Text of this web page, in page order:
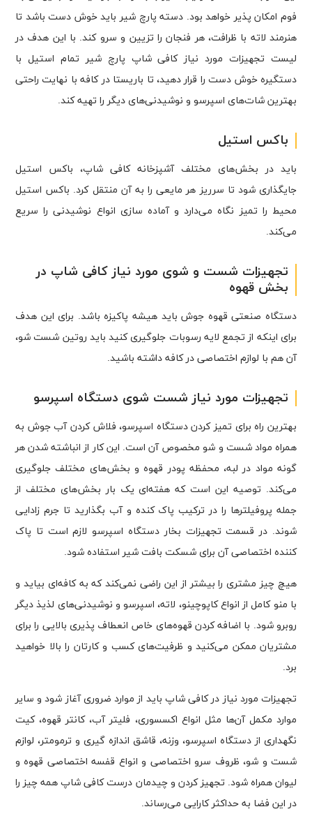
فوم امکان پذیر خواهد بود. دسته پارچ شیر باید خوش دست باشد تا
هنرمند لاته با ظرافت، هر فنجان را تزیین و سرو کند. با این هدف در
لیست تجهیزات مورد نیاز کافی شاپ پارچ شیر تمام استیل با
دستگیره خوش دست را قرار دهید، تا باریستا در کافه با نهایت راحتی
بهترین شات‌های اسپرسو و نوشیدنی‌های دیگر را تهیه کند.
باکس استیل
باید در بخش‌های مختلف آشپزخانه کافی شاپ، باکس استیل
جایگذاری شود تا سرریز هر مایعی را به آن منتقل کرد. باکس استیل
محیط را تمیز نگاه می‌دارد و آماده سازی انواع نوشیدنی را سریع
می‌کند.
تجهیزات شست و شوی مورد نیاز کافی شاپ در
بخش قهوه
دستگاه صنعتی قهوه جوش باید هیشه پاکیزه باشد. برای این هدف
برای اینکه از تجمع لایه رسوبات جلوگیری کنید باید روتین شست شو،
آن هم با لوازم اختصاصی در کافه داشته باشید.
تجهیزات مورد نیاز شست شوی دستگاه اسپرسو
بهترین راه برای تمیز کردن دستگاه اسپرسو، فلاش کردن آب جوش به
همراه مواد شست و شو مخصوص آن است. این کار از انباشته شدن هر
گونه مواد در لبه، محفظه پودر قهوه و بخش‌های مختلف جلوگیری
می‌کند. توصیه این است که هفته‌ای یک بار بخش‌های مختلف از
جمله پروفیلترها را در ترکیب پاک کنده و آب بگذارید تا جرم زادایی
شوند. در قسمت تجهیزات بخار دستگاه اسپرسو لازم است تا پاک
کننده اختصاصی آن برای شسکت بافت شیر استفاده شود.
هیچ چیز مشتری را بیشتر از این راضی نمی‌کند که به کافه‌ای بیاید و
با منو کامل از انواع کاپوچینو، لاته، اسپرسو و نوشیدنی‌های لذیذ دیگر
روبرو شود. با اضافه کردن قهوه‌های خاص انعطاف پذیری بالایی را برای
مشتریان ممکن می‌کنید و ظرفیت‌های کسب و کارتان را بالا خواهید
برد.
تجهیزات مورد نیاز در کافی شاپ باید از موارد ضروری آغاز شود و سایر
موارد مکمل آن‌ها مثل انواع اکسسوری، فلیتر آب، کانتر قهوه، کیت
نگهداری از دستگاه اسپرسو، وزنه، قاشق اندازه گیری و ترمومتر، لوازم
شست و شو، ظروف سرو اختصاصی و انواع قفسه اختصاصی قهوه و
لیوان همراه شود. تجهیز کردن و چیدمان درست کافی شاپ همه چیز را
در این فضا به حداکثر کارایی می‌رساند.